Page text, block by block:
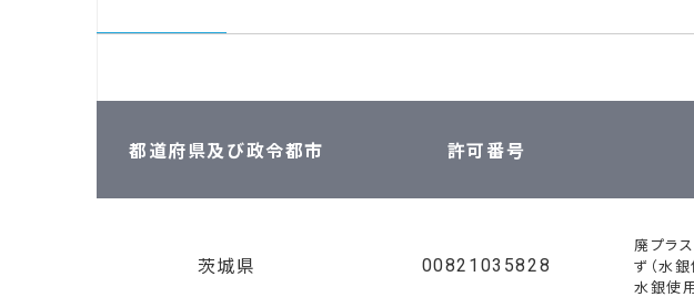
都道府県及び政令都市 許可番号
茨城県 00821035828
廃プラ
ず（水
水銀使